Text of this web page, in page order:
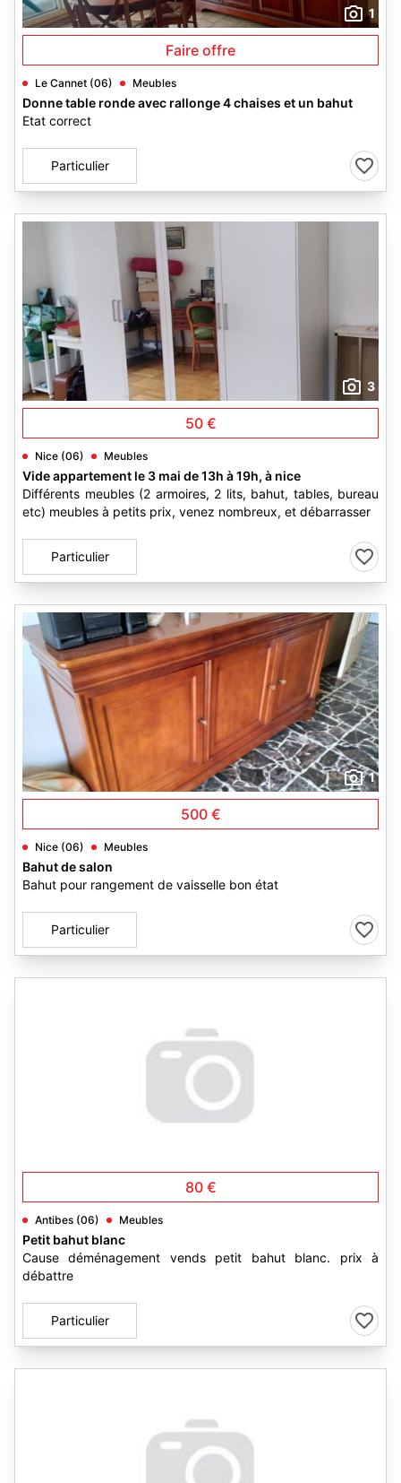
1
Faire offre
Le Cannet (06) Meubles
Donne table ronde avec rallonge 4 chaises et un bahut
Etat correct
Particulier
3
50 €
Nice (06) Meubles
Vide appartement le 3 mai de 13h à 19h, à nice
Différents meubles (2 armoires, 2 lits, bahut, tables, bureau
etc) meubles à petits prix, venez nombreux, et débarrasser
Particulier
1
500 €
Nice (06) Meubles
Bahut de salon
Bahut pour rangement de vaisselle bon état
Particulier
80 €
Antibes (06) Meubles
Petit bahut blanc
Cause déménagement vends petit bahut blanc. prix à
débattre
Particulier